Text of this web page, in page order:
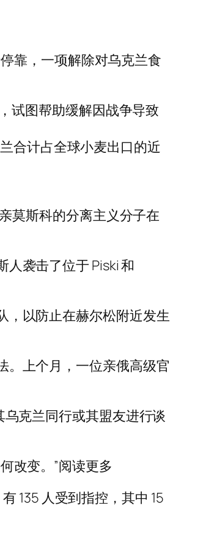
靠，一项解除对乌克兰食
试图帮助缓解因战争导致
合计占全球小麦出口的近
莫斯科的分离主义分子在
袭击了位于 Piski 和
，以防止在赫尔松附近发生
。上个月，一位亲俄高级官
克兰同行或其盟友进行谈
改变。”阅读更多
135 人受到指控，其中 15